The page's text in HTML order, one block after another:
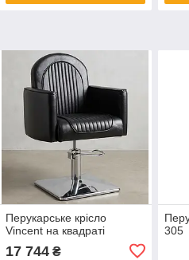
Перукарське крісло
Vincent на квадраті
17 744₴
305